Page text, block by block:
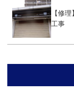
【修
工事